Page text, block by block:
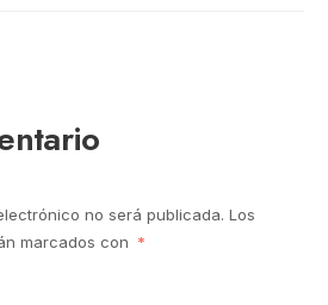
no será publicada. Los
marcados con *